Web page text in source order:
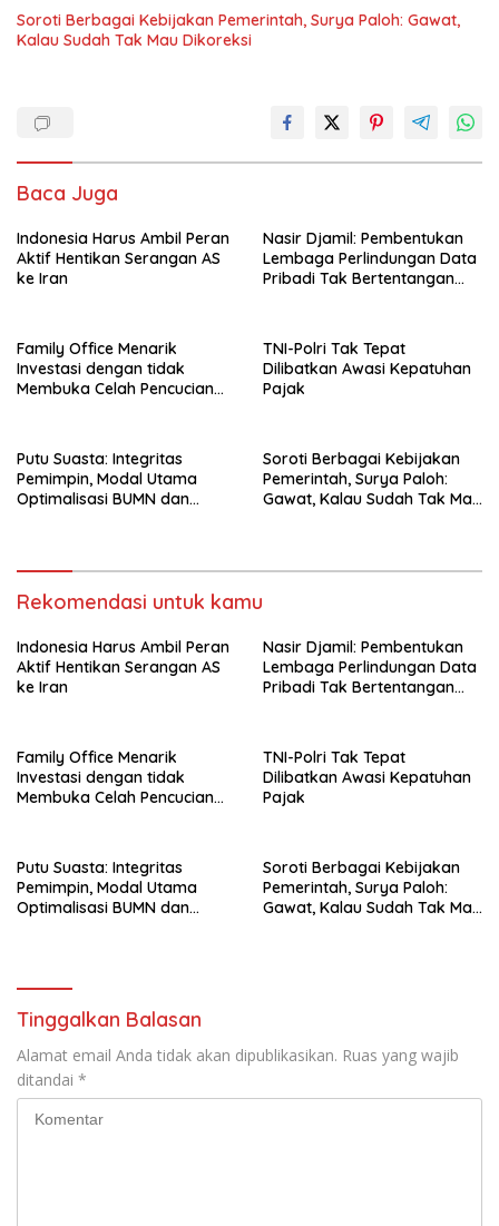
Soroti Berbagai Kebijakan Pemerintah, Surya Paloh: Gawat,
Kalau Sudah Tak Mau Dikoreksi
Baca Juga
Indonesia Harus Ambil Peran
Aktif Hentikan Serangan AS
ke Iran
Nasir Djamil: Pembentukan
Lembaga Perlindungan Data
Pribadi Tak Bertentangan
Family Office Menarik
Investasi dengan tidak
Membuka Celah Pencucian
TNI-Polri Tak Tepat
Dilibatkan Awasi Kepatuhan
Pajak
Putu Suasta: Integritas
Pemimpin, Modal Utama
Optimalisasi BUMN dan
Soroti Berbagai Kebijakan
Pemerintah, Surya Paloh:
Gawat, Kalau Sudah Tak Mau
Rekomendasi untuk kamu
Indonesia Harus Ambil Peran
Aktif Hentikan Serangan AS
ke Iran
Nasir Djamil: Pembentukan
Lembaga Perlindungan Data
Pribadi Tak Bertentangan
Family Office Menarik
Investasi dengan tidak
Membuka Celah Pencucian
TNI-Polri Tak Tepat
Dilibatkan Awasi Kepatuhan
Pajak
Putu Suasta: Integritas
Pemimpin, Modal Utama
Optimalisasi BUMN dan
Soroti Berbagai Kebijakan
Pemerintah, Surya Paloh:
Gawat, Kalau Sudah Tak Mau
Tinggalkan Balasan
Alamat email Anda tidak akan dipublikasikan. Ruas yang wajib
ditandai *